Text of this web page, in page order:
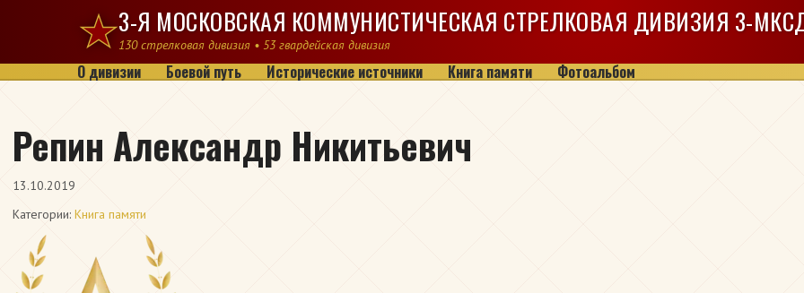
Перейти к содержимому3-Я МОСКОВСКАЯ КОММУНИСТИЧЕСКАЯ СТРЕЛКОВАЯ ДИВИЗИЯ 3-
130 стрелковая дивизия • 53 гвардейская дивизия
О дивизии Боевой путь Исторические источники Книга памяти Фотоальбом
Репин Александр Никитьевич
13.10.2019
Категории: Книга памяти